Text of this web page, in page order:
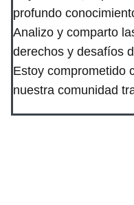
profundo
Analizo y comparto
derechos y desafíos
Estoy comprometido
nuestra comunidad